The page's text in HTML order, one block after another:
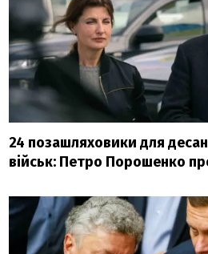
24 позашляховики для
військ: Петро Порошенко